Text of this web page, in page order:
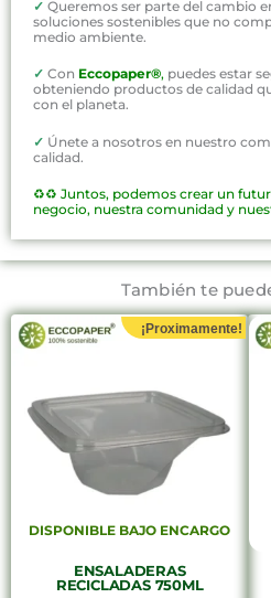
✓ Queremos ser parte del cambio
soluciones sostenibles que no
medio ambiente.
✓ Con Eccopaper®, puedes estar
obteniendo productos de calidad
con el planeta.
✓ Únete a nosotros en nuestro
calidad.
♻️♻️ Juntos, podemos crear un
negocio, nuestra comunidad y
También te
¡Proximamente!
DISPONIBLE BAJO ENCARGO
ENSALADERAS
RECICLADAS 750ML